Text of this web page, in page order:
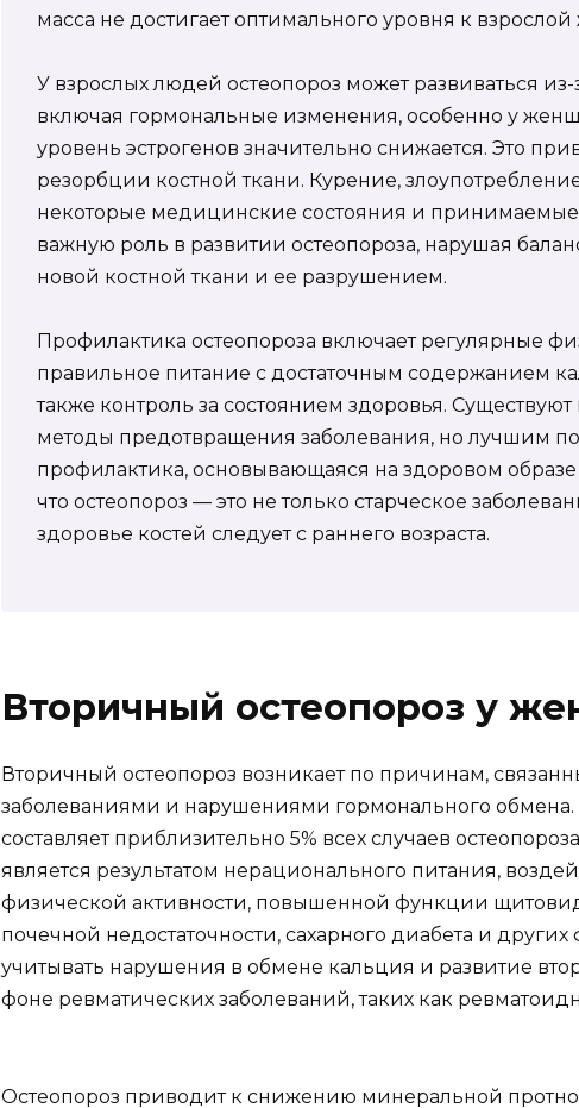
масса не достигает оптимального уровня к
У взрослых людей остеопороз может развиваться
включая гормональные изменения, особенно у
уровень эстрогенов значительно снижается. Это
резорбции костной ткани. Курение,
некоторые медицинские состояния и принимаемые
важную роль в развитии остеопороза, нарушая
новой костной ткани и ее разрушением.
Профилактика остеопороза включает регулярные
правильное питание с достаточным содержанием
также контроль за состоянием здоровья.
методы предотвращения заболевания, но лучшим
профилактика, основывающаяся на здоровом
что остеопороз — это не только старческое
здоровье костей следует с раннего возраста.
Вторичный остеопороз у
Вторичный остеопороз возникает по причинам,
заболеваниями и нарушениями гормонального обмена.
составляет приблизительно 5% всех случаев
является результатом нерационального питания,
физической активности, повышенной функции
почечной недостаточности, сахарного диабета и
учитывать нарушения в обмене кальция и развитие
фоне ревматических заболеваний, таких как
Остеопороз приводит к снижению минеральной